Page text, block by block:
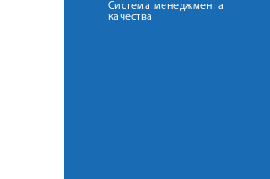
Система менеджмента
качества